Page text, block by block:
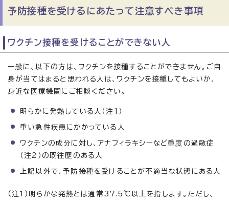
予防接種を受けるにあたって注意すべき事項
ワクチン接種を受けることができない人
一般に、以下の方は、ワクチンを接種することができません。ご自
身が当てはまると思われる人は、ワクチンを接種してもよいか、
身近な医療機関にご相談ください。
明らかに発熱している人（注1）
重い急性疾患にかかっている人
ワクチンの成分に対し、アナフィラキシーなど重度の過敏症
（注2）の既往歴のある人
上記以外で、予防接種を受けることが不適当な状態にある人
（注1）明らかな発熱とは通常37.5℃以上を指します。ただし、